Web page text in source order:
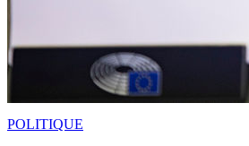
POLITIQUE